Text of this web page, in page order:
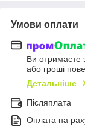
Умови оплати
Ви отримаєте
або гроші
Детальніше
Післяплата
Оплата на